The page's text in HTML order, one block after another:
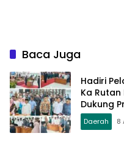
Baca Juga
Hadiri
Ka
Dukung
Daerah 8